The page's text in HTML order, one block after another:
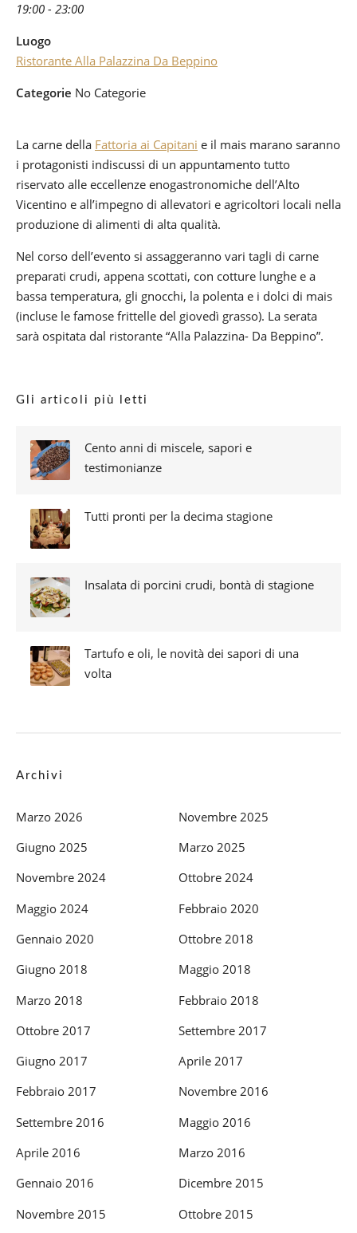
19:00 - 23:00
Luogo
Ristorante Alla Palazzina Da Beppino
Categorie No Categorie
La carne della Fattoria ai Capitani e il mais marano saranno
i protagonisti indiscussi di un appuntamento tutto
riservato alle eccellenze enogastronomiche dell’Alto
Vicentino e all’impegno di allevatori e agricoltori locali nella
produzione di alimenti di alta qualità.
Nel corso dell’evento si assaggeranno vari tagli di carne
preparati crudi, appena scottati, con cotture lunghe e a
bassa temperatura, gli gnocchi, la polenta e i dolci di mais
(incluse le famose frittelle del giovedì grasso). La serata
sarà ospitata dal ristorante “Alla Palazzina- Da Beppino”.
Gli articoli più letti
Cento anni di miscele, sapori e
testimonianze
Tutti pronti per la decima stagione
Insalata di porcini crudi, bontà di stagione
Tartufo e oli, le novità dei sapori di una
volta
Archivi
Marzo 2026
Novembre 2025
Giugno 2025
Marzo 2025
Novembre 2024
Ottobre 2024
Maggio 2024
Febbraio 2020
Gennaio 2020
Ottobre 2018
Giugno 2018
Maggio 2018
Marzo 2018
Febbraio 2018
Ottobre 2017
Settembre 2017
Giugno 2017
Aprile 2017
Febbraio 2017
Novembre 2016
Settembre 2016
Maggio 2016
Aprile 2016
Marzo 2016
Gennaio 2016
Dicembre 2015
Novembre 2015
Ottobre 2015